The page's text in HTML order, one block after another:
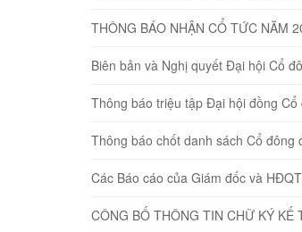
THÔNG BÁO NHẬN CỔ TỨC NĂM
Biên bản và Nghị quyết Đại hội Cổ
Thông báo triệu tập Đại hội đồng Cổ
Thông báo chốt danh sách Cổ
Các Báo cáo của Giám đốc và
CÔNG BỐ THÔNG TIN CHỮ KÝ KẾ